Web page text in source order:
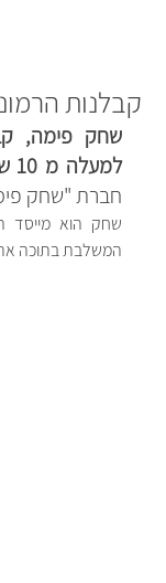
קבלנות
למעלה מ 10 שנות ניסיון בתחום
חברת "שחק
המשלבת בתוכה